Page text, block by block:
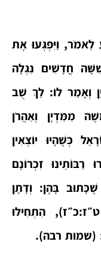
לֵאמֹר, וַיִּפְגְּעוּ אֶת
חֳדָשִׁים נִגְלָה
וְאָמַר לוֹ: לֵךְ שֻׁב
מִמִּדְיָן וְאַהֲרֹן
כְּשֶׁהָיוּ יוֹצְאִין
זִכְרוֹנָם
בָּהֶן: וְדָתָן
הִתְחִילוּ
(שמות רבה).